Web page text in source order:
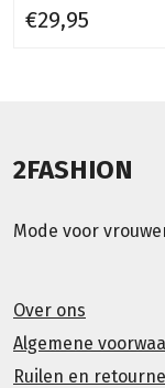
€29,95
2FASHION
Mode voor
Over ons
Algemene
Ruilen en